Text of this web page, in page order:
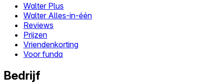
Walter Plus
Walter Alles-in-één
Reviews
Prijzen
Vriendenkorting
Voor funda
Bedrijf